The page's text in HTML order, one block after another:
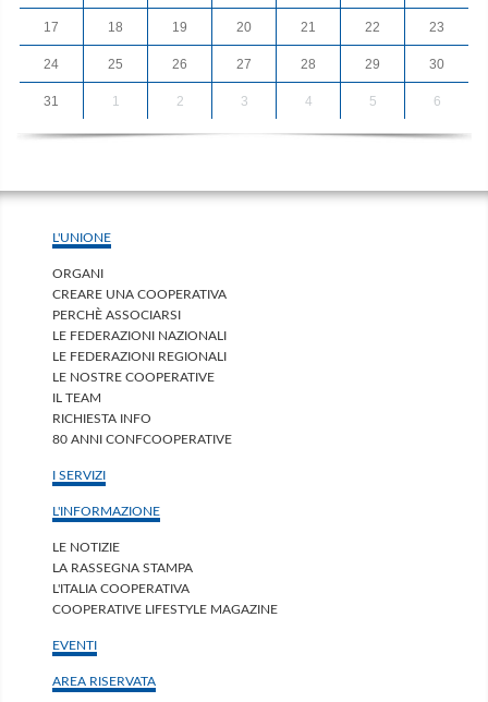
17 18 19 20 21 22 23
24 25 26 27 28 29 30
31 1 2 3 4 5 6
L'UNIONE
ORGANI
CREARE UNA COOPERATIVA
PERCHÈ ASSOCIARSI
LE FEDERAZIONI NAZIONALI
LE FEDERAZIONI REGIONALI
LE NOSTRE COOPERATIVE
IL TEAM
RICHIESTA INFO
80 ANNI CONFCOOPERATIVE
I SERVIZI
L'INFORMAZIONE
LE NOTIZIE
LA RASSEGNA STAMPA
L'ITALIA COOPERATIVA
COOPERATIVE LIFESTYLE MAGAZINE
EVENTI
AREA RISERVATA